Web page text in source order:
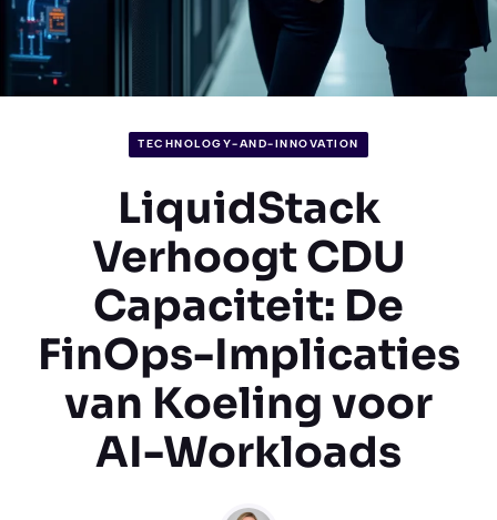
TECHNOLOGY-AND-INNOVATION
LiquidStack
Verhoogt CDU
Capaciteit: De
FinOps-Implicaties
van Koeling voor
AI-Workloads